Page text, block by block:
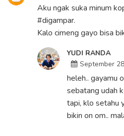
Aku ngak suka minum
#digampar.
Kalo cimeng gayo bisa
YUDI RANDA
September
heleh.. gayamu
sebatang udah
tapi, klo setahu
bikin on om..